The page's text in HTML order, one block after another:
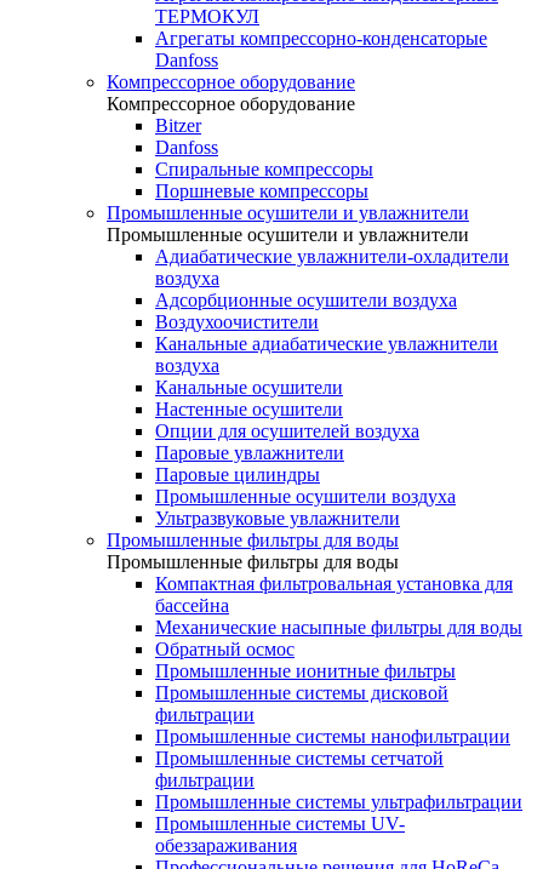
ТЕРМОКУЛ
Агрегаты компрессорно-конденсаторые
Danfoss
Компрессорное оборудование
Компрессорное оборудование
Bitzer
Danfoss
Спиральные компрессоры
Поршневые компрессоры
Промышленные осушители и увлажнители
Промышленные осушители и увлажнители
Адиабатические увлажнители-охладители
воздуха
Адсорбционные осушители воздуха
Воздухоочистители
Канальные адиабатические увлажнители
воздуха
Канальные осушители
Настенные осушители
Опции для осушителей воздуха
Паровые увлажнители
Паровые цилиндры
Промышленные осушители воздуха
Ультразвуковые увлажнители
Промышленные фильтры для воды
Промышленные фильтры для воды
Компактная фильтровальная установка для
бассейна
Механические насыпные фильтры для воды
Обратный осмос
Промышленные ионитные фильтры
Промышленные системы дисковой
фильтрации
Промышленные системы нанофильтрации
Промышленные системы сетчатой
фильтрации
Промышленные системы ультрафильтрации
Промышленные системы UV-
обеззараживания